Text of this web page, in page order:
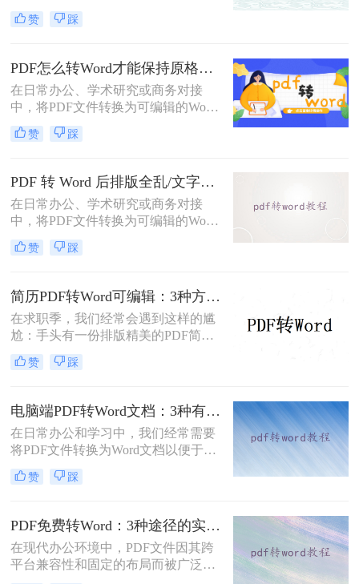
以便于编辑和修改文件内容。那么如
何将pdf转为word格式呢？本文将介绍
赞 踩
PDF怎么转Word才能保持原格式不变/版式不乱？3种专业有效方法全解析！
在日常办公、学术研究或商务对接
中，将PDF文件转换为可编辑的Word
文档是极高频的需求。但最令人头疼
的往往不是转换本身，而是转换后出
等“惨剧”。因此，很多人都在苦苦寻
找“PDF怎么转Word才能保持原格式
不变/版式不乱”的完美方案。
赞 踩
PDF 转 Word 后排版全乱/文字错位/串行/乱跑怎么办？3种高保真转换方法全解析
在日常办公、学术研究或商务对接
中，将PDF文件转换为可编辑的Word
文档是极高频的需求。但最令人头疼
的往往不是转换本身，而是转换后出
等“惨剧”。面对PDF 转 Word 后排版
全乱/文字错位/串行/乱跑怎么办这一
难题，很多人尝试了各种免费工具却
依然无法解决。
赞 踩
简历PDF转Word可编辑：3种方法保留排版不乱的实测！
在求职季，我们经常会遇到这样的尴
尬：手头有一份排版精美的PDF简
历，但招聘系统只允许上传Word格
式，或者HR希望能直接在简历上修
怎么转word简历的技巧就显得至关重
要。直接复制粘贴不仅会打乱排版，
还可能丢失关键信息。
赞 踩
电脑端PDF转Word文档：3种有效方法的具体操作步骤！
在日常办公和学习中，我们经常需要
将PDF文件转换为Word文档以便于编
辑和修改。那么电脑上pdf怎么转换成
word文档呢？本文将介绍三种将PDF
完成PDF到Word的转换。
赞 踩
PDF免费转Word：3种途径的实际费用、限制和效果对比！
在现代办公环境中，PDF文件因其跨
平台兼容性和固定的布局而被广泛使
用。然而，在需要对内容进行编辑